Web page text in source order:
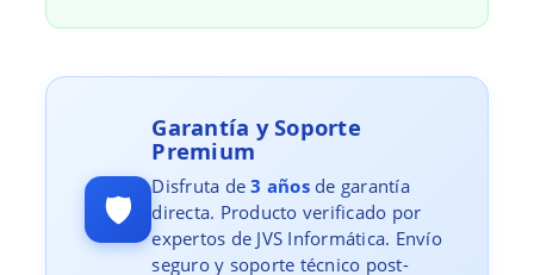
🛡️
Garantía y Soporte
Premium
Disfruta de3 añosde garantía
directa. Producto verificado por
expertos de JVS Informática. Envío
seguro y soporte técnico post-